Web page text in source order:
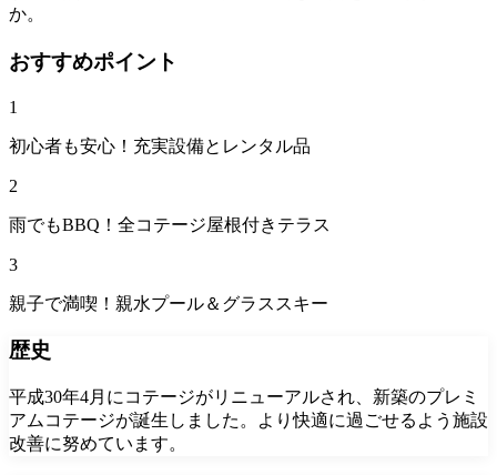
か。
おすすめポイント
1
初心者も安心！充実設備とレンタル品
2
雨でもBBQ！全コテージ屋根付きテラス
3
親子で満喫！親水プール＆グラススキー
歴史
平成30年4月にコテージがリニューアルされ、新築のプレミ
アムコテージが誕生しました。より快適に過ごせるよう施設
改善に努めています。